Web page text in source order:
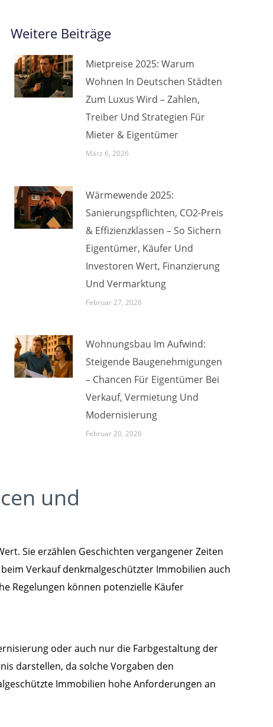
Weitere Beiträge
Mietpreise 2025: Warum
Wohnen In Deutschen Städten
Zum Luxus Wird – Zahlen,
Treiber Und Strategien Für
Mieter & Eigentümer
März 6, 2026
Wärmewende 2025:
Sanierungspflichten, CO2-Preis
& Effizienzklassen – So Sichern
Eigentümer, Käufer Und
Investoren Wert, Finanzierung
Und Vermarktung
Februar 27, 2026
Wohnungsbau Im Aufwind:
Steigende Baugenehmigungen
– Chancen Für Eigentümer Bei
Verkauf, Vermietung Und
Modernisierung
Februar 20, 2026
und
Sie erzählen Geschichten vergangener Zeiten
Verkauf denkmalgeschützter Immobilien auch
Regelungen können potenzielle Käufer
oder auch nur die Farbgestaltung der
darstellen, da solche Vorgaben den
Immobilien hohe Anforderungen an